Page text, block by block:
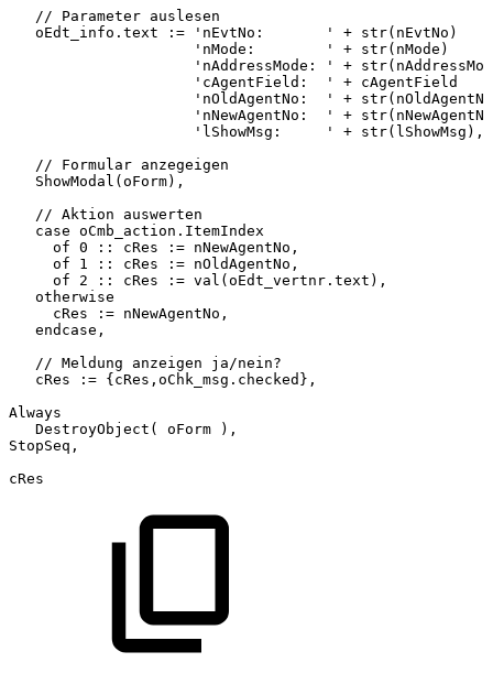
//
Parameter auslesen
oEdt_info.text
:= 'nEvtNo: ' + str(nEvtNo)
'nMode:
' + str(nMode)
'nAddressMode:
' +
'cAgentField:
' + cAgentField
'nOldAgentNo:
' +
'nNewAgentNo:
' +
'lShowMsg:
' + str(lShowMsg),
//
Formular anzegeigen
ShowModal(oForm),
// Aktion
auswerten
case oCmb_action.ItemIndex
of 0 :: cRes := nNewAgentNo,
of
1 :: cRes := nOldAgentNo,
of
2 :: cRes := val(oEdt_vertnr.text),
otherwise
cRes
:= nNewAgentNo,
endcase,
// Meldung anzeigen
ja/nein?
cRes
:= {cRes,oChk_msg.checked},
Always
DestroyObject(
oForm
),
StopSeq,
cRes